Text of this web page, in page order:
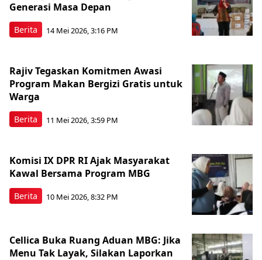
Berita
Generasi Masa Depan
14 Mei 2026, 3:16 PM
Berita
Rajiv Tegaskan Komitmen Awasi
Program Makan Bergizi Gratis untuk
Warga
11 Mei 2026, 3:59 PM
Berita
Komisi IX DPR RI Ajak Masyarakat
Kawal Bersama Program MBG
10 Mei 2026, 8:32 PM
Cellica Buka Ruang Aduan MBG: Jika
Menu Tak Layak, Silakan Laporkan